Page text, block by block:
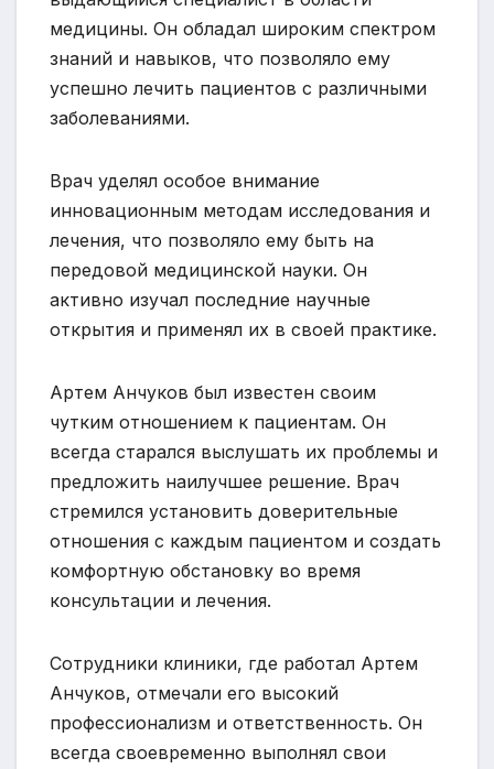
медицины. Он обладал широким спектром
знаний и навыков, что позволяло ему
успешно лечить пациентов с различными
заболеваниями.
Врач уделял особое внимание
инновационным методам исследования и
лечения, что позволяло ему быть на
передовой медицинской науки. Он
активно изучал последние научные
открытия и применял их в своей практике.
Артем Анчуков был известен своим
чутким отношением к пациентам. Он
всегда старался выслушать их проблемы и
предложить наилучшее решение. Врач
стремился установить доверительные
отношения с каждым пациентом и создать
комфортную обстановку во время
консультации и лечения.
Сотрудники клиники, где работал Артем
Анчуков, отмечали его высокий
профессионализм и ответственность. Он
всегда своевременно выполнял свои